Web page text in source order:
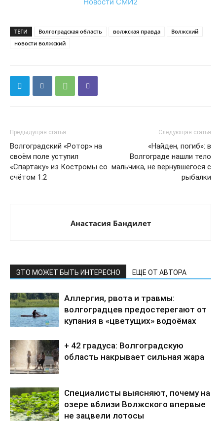
ТЕГИ Волгоградская область волжская правда
Волжский
новости волжский
Предыдущая статья
Волгоградский «Ротор» на
своём поле уступил
«Спартаку» из Костромы со
счётом 1:2
Следующая статья
«Найден, погиб»: в
Волгограде нашли тело
мальчика, не вернувшегося с
рыбалки
Анастасия Бандилет
ЭТО МОЖЕТ БЫТЬ ИНТЕРЕСНО ЕЩЕ ОТ АВТОРА
Аллергия, рвота и травмы:
волгоградцев предостерегают от
купания в «цветущих» водоёмах
+ 42 градуса: Волгоградскую
область накрывает сильная жара
Специалисты выясняют, почему на
озере вблизи Волжского впервые
не зацвели лотосы